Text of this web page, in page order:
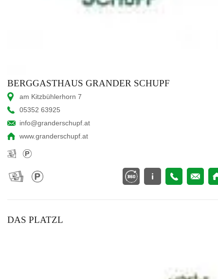
BERGGASTHAUS GRANDER SCHUPF
am Kitzbühlerhorn 7
05352 63925
info@granderschupf.at
www.granderschupf.at
DAS PLATZL